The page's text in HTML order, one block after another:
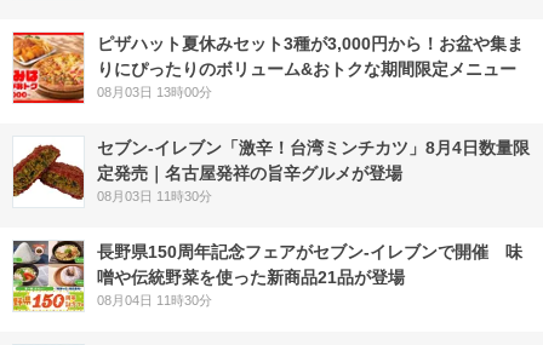
ピザハット夏休みセット3種が3,000円から！お盆や集ま
りにぴったりのボリューム&おトクな期間限定メニュー
08月03日 13時00分
セブン-イレブン「激辛！台湾ミンチカツ」8月4日数量限
定発売｜名古屋発祥の旨辛グルメが登場
08月03日 11時30分
長野県150周年記念フェアがセブン-イレブンで開催 味
噌や伝統野菜を使った新商品21品が登場
08月04日 11時30分